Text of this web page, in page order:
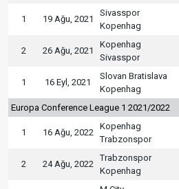
1 19 Ağu, 2021
Sivasspor
Kopenhag
2 26 Ağu, 2021
Kopenhag
Sivasspor
1 16 Eyl, 2021
Slovan Bratislava
Kopenhag
Europa Conference League 1 2021/2022
1 16 Ağu, 2022
Kopenhag
Trabzonspor
2 24 Ağu, 2022
Trabzonspor
Kopenhag